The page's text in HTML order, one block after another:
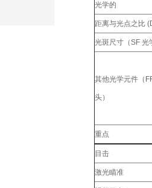
光学的
距离与光点之比
光斑尺寸（SF 光
其他光学元件（
头）
重点
目击
激光瞄准